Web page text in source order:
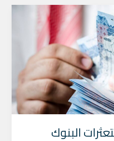
البنوك